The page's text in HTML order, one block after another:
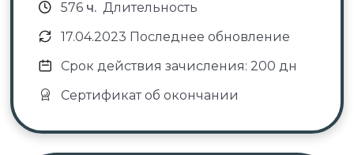
576ч. Длительность
17.04.2023 Последнее обновление
Срок действия зачисления: 200 дн
Сертификат об окончании